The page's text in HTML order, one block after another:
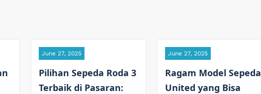
June 27, 2025
Pilihan Sepeda Roda 3
Terbaik di Pasaran:
June 27, 2025
Ragam Model Sepeda
United yang Bisa